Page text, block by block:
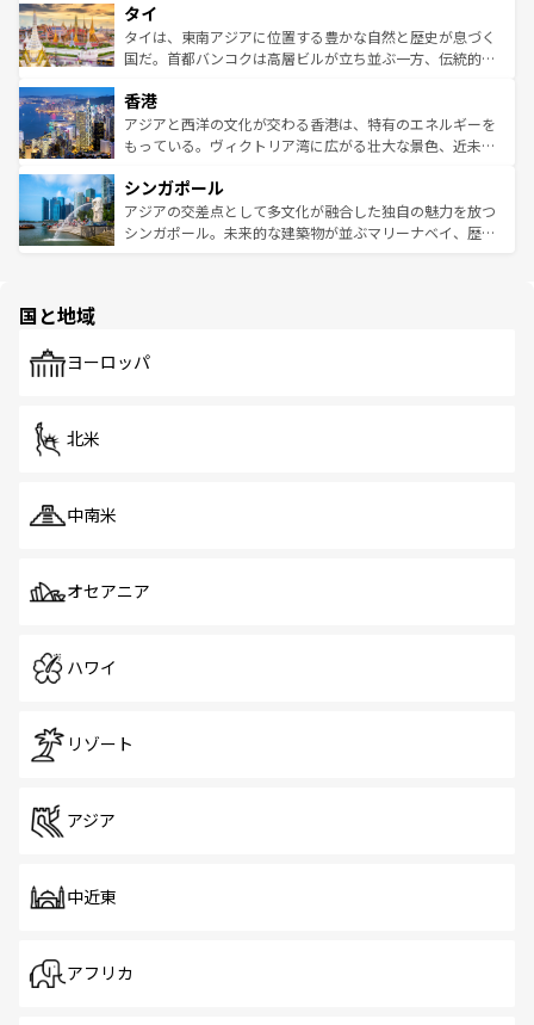
リティに包まれながら、韓国の多彩な魅力を心ゆくまで味
わってみてほしい。 なお、新着の韓国情報はコンテンツ一
覧を参照してほしい。
急速な発展と共に伝統が息づく。ハノイの古い町並みやホ
ーチミン市のフランス統治時代の建物も、独特の雰囲気を
醸し出している。また、バラエティの豊かさとおいしさで
とつ。フォーやバインミー、ベトナムコーヒーなどは、ぜ
ひ現地で味わいたい。どの地域を訪れてもあたたかい人々
が旅行者を迎えてくれるので、きっと忘れられない旅にな
参照してほしい。
タイ
タイは、東南アジアに位置する豊かな自然と歴史が息づく
国だ。首都バンコクは高層ビルが立ち並ぶ一方、伝統的な
の活気が交差している。北部ではチェンマイなどの山岳地
帯で自然と触れ合い、南部ではプーケットやクラビの美し
いビーチでリゾート気分を楽しむことができる。タイ料理
激する。気候は一年中温暖で、どの季節にも異なる楽しみ
が待っている。親しみやすいタイの人々、仏教を中心とし
た文化、そして多様な観光資源が、訪れる旅人を魅了し続
香港
アジアと西洋の文化が交わる香港は、特有のエネルギーを
もっている。ヴィクトリア湾に広がる壮大な景色、近未来
み、どこを訪れても感動するはず。観光スポットが密集し
ており、効率よく見どころを回れるのも魅力。息をのむよ
うな絶景から文化的な体験まで、香港を存分に楽しみ尽く
シンガポール
アジアの交差点として多文化が融合した独自の魅力を放つ
シンガポール。未来的な建築物が並ぶマリーナベイ、歴史
で、ホーカーズは地元の風情を楽しめる外せないスポット
国と地域
ヨーロッパ
北米
中南米
オセアニア
ハワイ
リゾート
アジア
中近東
アフリカ